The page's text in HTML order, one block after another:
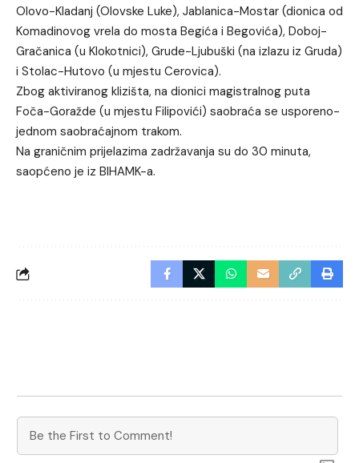
Olovo-Kladanj (Olovske Luke), Jablanica-Mostar (dionica od
Komadinovog vrela do mosta Begića i Begovića), Doboj-
Gračanica (u Klokotnici), Grude-Ljubuški (na izlazu iz Gruda)
i Stolac-Hutovo (u mjestu Cerovica).
Zbog aktiviranog klizišta, na dionici magistralnog puta
Foča-Goražde (u mjestu Filipovići) saobraća se usporeno-
jednom saobraćajnom trakom.
Na graničnim prijelazima zadržavanja su do 30 minuta,
saopćeno je iz BIHAMK-a.